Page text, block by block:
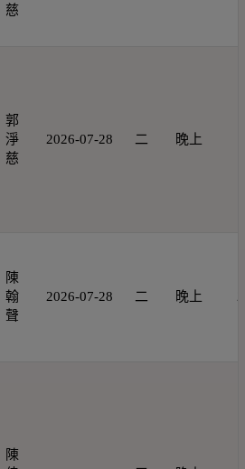
慈
郭
淨
慈
2026-07-28 二 晚上
陳
翰
聲
2026-07-28 二 晚上
陳